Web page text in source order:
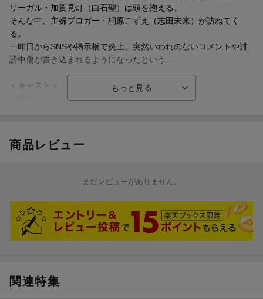
トラブルの数々を描く新時代の＜超リアル＞リーガルドラマ！
■主題歌は中島健人が歌唱・作詞を務める音楽プロジェクト「HIT
OGOTO」による書き下ろし楽曲「ヒトゴト feat.Kento Nakajim
a」！
原作は累計210万部（電子＋紙）を超える大ヒット漫画「しょせん
他人事ですから 〜とある弁護士の本音の仕事〜」
変わり者の主人公・保田理（やすだおさむ）弁護士が「しょせん
他人事」をモットーに、社会問題にも発展しているネット炎上やS
われる裁判手続などを徹底的にリアルに描き、
誰もが被害者にも加害者にもなりえるネットトラブルの数々
に、“他人事ではいられない！”と話題になっています。
そんな本作の主人公・保田理弁護士を演じるのは、アイドルとし
ての活躍はもちろん、バラエティ番組で親しみやすい魅力を見せ
としての進化を続ける、テレ東ドラマでは初出演＆初主演を飾る
リーガル・加賀見灯（白石聖）は頭を抱える。
そんな中、主婦ブロガー・桐原こずえ（志田未来）が訪ねてく
る。
一昨日からSNSや掲示板で炎上。突然いわれのないコメントや誹
謗中傷が書き込まれるようになったという…
＜キャスト＞
中島健人 白石聖 橋本じゅん 片平なぎさ
原作：「しょせん他人事ですから ?とある弁護士の本音の仕事?」
（白泉社「黒蜜」連載） 左藤真通（原作） 富士屋カツヒト
主題歌：HITOGOTO「ヒトゴト feat.Kento Nakajima」
音楽：田渕夏海 斎木達彦
チーフプロデューサー：濱谷晃一（テレビ東京）
プロデューサー：中川順平（テレビ東京） 江川智（テレビ東
製作著作：「しょせん他人事ですから」製作委員会
商品レビュー
まだレビューがありません。
関連特集